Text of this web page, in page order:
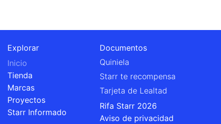
Explorar
Inicio
Tienda
Marcas
Proyectos
Starr Informado
Documentos
Quiniela
Starr te recompensa
Tarjeta de Lealtad
Rifa Starr 2026
Aviso de privacidad